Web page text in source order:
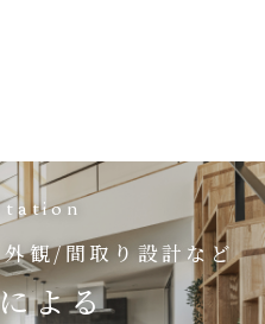
観/間取り設計など
よる